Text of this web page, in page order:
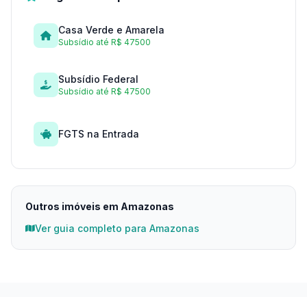
Casa Verde e Amarela
Subsídio até R$ 47500
Subsídio Federal
Subsídio até R$ 47500
FGTS na Entrada
Outros imóveis em Amazonas
Ver guia completo para Amazonas